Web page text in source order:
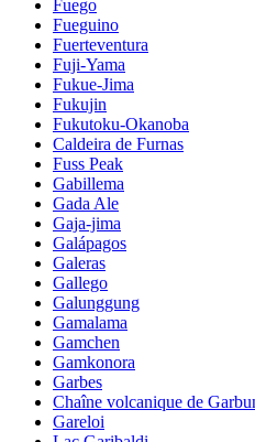
Fuego
Fueguino
Fuerteventura
Fuji-Yama
Fukue-Jima
Fukujin
Fukutoku-Okanoba
Caldeira de Furnas
Fuss Peak
Gabillema
Gada Ale
Gaja-jima
Galápagos
Galeras
Gallego
Galunggung
Gamalama
Gamchen
Gamkonora
Garbes
Chaîne volcanique de
Gareloi